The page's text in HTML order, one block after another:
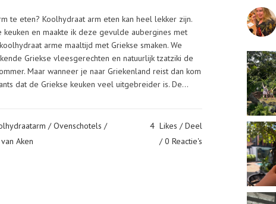
te eten? Koolhydraat arm eten kan heel lekker zijn.
en maakte ik deze gevulde aubergines met
arme maaltijd met Griekse smaken. We
Griekse vleesgerechten en natuurlijk tzatziki de
Maar wanneer je naar Griekenland reist dan kom
dat de Griekse keuken veel uitgebreider is. De...
/Ovenschotels /
Aken
4 Likes
Deel
0 Reactie's